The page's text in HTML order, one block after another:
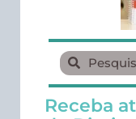
Receba